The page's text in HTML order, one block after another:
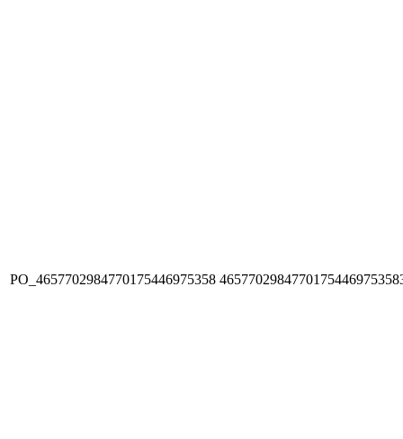
PO_4657702984770175446975358